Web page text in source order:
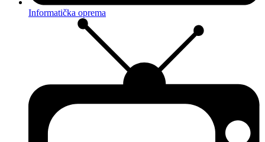
Informatička oprema